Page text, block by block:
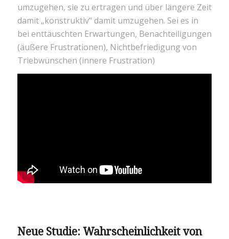
umzugehen, sie zu ertragen und über längere Zeit
damit „konstruktiv“ damit umzugehen. Sei es in
bei enttäuschten Erwartungen, Benachteiligungen
(äußere Frustrationen), Nichtbefriedigung von
Triebwünschen (innere Frustration)
Neue Studie: Wahrscheinlichkeit von